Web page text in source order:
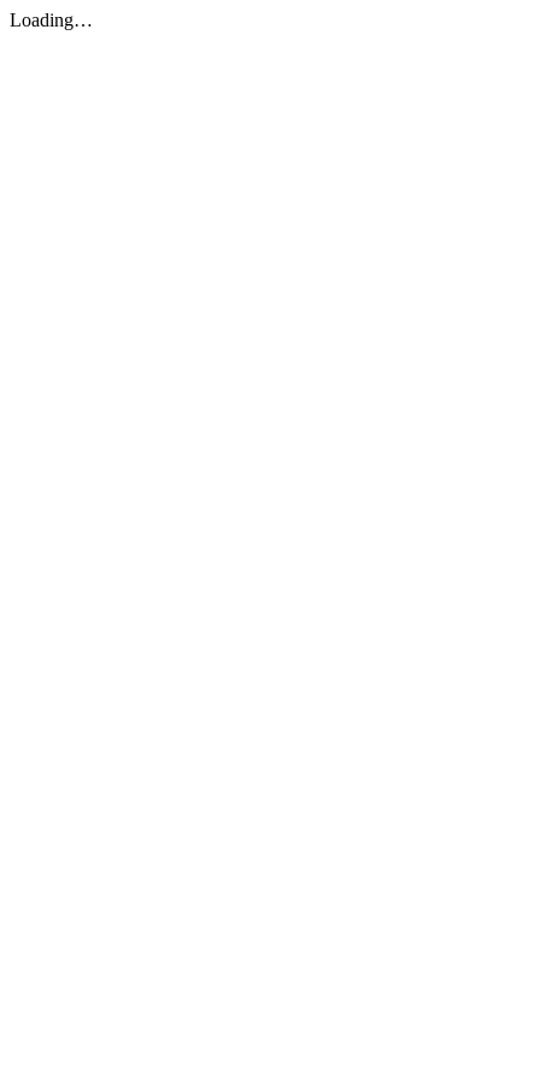
Loading…